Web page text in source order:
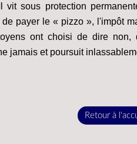
vit sous protection
payer le « pizzo », l'impôt
ont choisi de dire
jamais et poursuit
Retour à